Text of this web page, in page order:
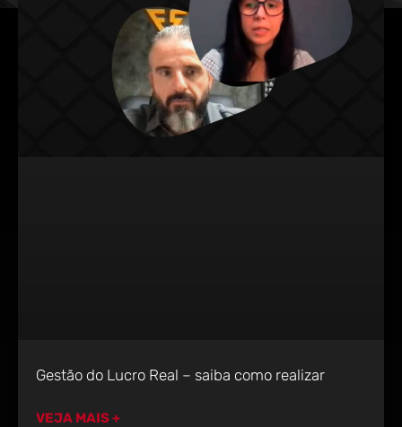
Gestão do Lucro Real – saiba como realizar
VEJA MAIS +